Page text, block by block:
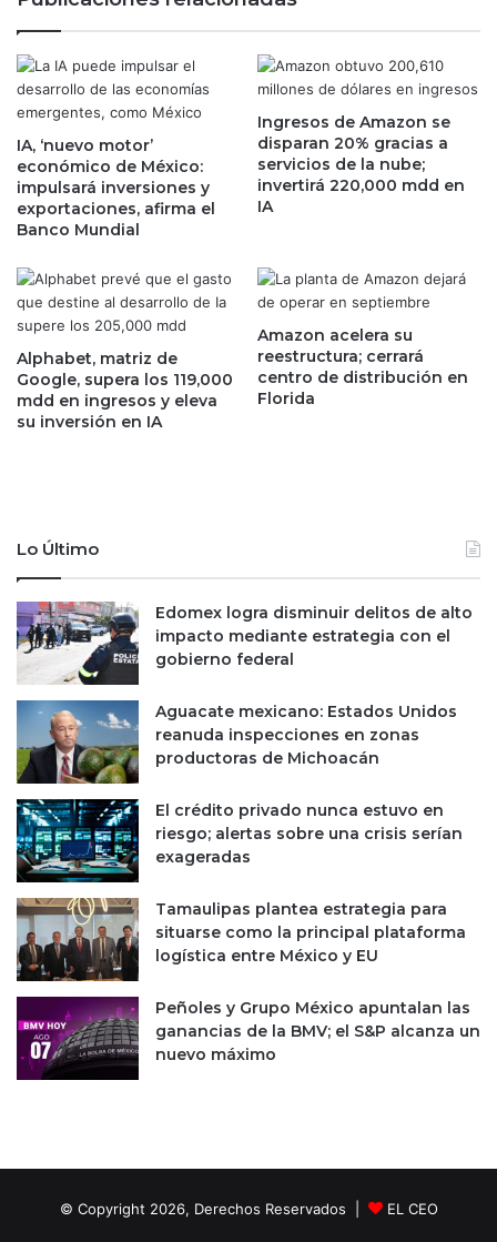
a
i
n
f
l
a
c
i
ó
n
y
e
s
p
u
e
s
t
c
i
s
i
s
e
c
n
ó
m
i
c
a
:
F
e
d
u
t
i
l
i
z
a
r
á
t
o
d
o
s
u
e
r
r
a
m
i
n
t
a
s
p
a
a
p
o
a
r
a
c
IA, ‘nuevo motor’
económico de México:
impulsará inversiones y
exportaciones, afirma el
Banco Mundial
Ingresos de Amazon se
disparan 20% gracias a
servicios de la nube;
invertirá 220,000 mdd en
IA
Alphabet, matriz de
Google, supera los 119,000
mdd en ingresos y eleva
su inversión en IA
Amazon acelera su
reestructura; cerrará
centro de distribución en
Florida
Lo Último
Edomex logra disminuir delitos de alto
impacto mediante estrategia con el
gobierno federal
Aguacate mexicano: Estados Unidos
reanuda inspecciones en zonas
productoras de Michoacán
El crédito privado nunca estuvo en
riesgo; alertas sobre una crisis serían
exageradas
Tamaulipas plantea estrategia para
situarse como la principal plataforma
logística entre México y EU
Peñoles y Grupo México apuntalan las
ganancias de la BMV; el S&P alcanza un
nuevo máximo
© Copyright 2026, Derechos Reservados | EL CEO